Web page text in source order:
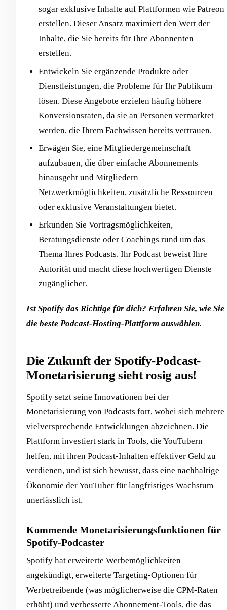
sogar exklusive Inhalte auf Plattformen wie Patreon
erstellen. Dieser Ansatz maximiert den Wert der
Inhalte, die Sie bereits für Ihre Abonnenten
erstellen.
Entwickeln Sie ergänzende Produkte oder
Dienstleistungen, die Probleme für Ihr Publikum
lösen. Diese Angebote erzielen häufig höhere
Konversionsraten, da sie an Personen vermarktet
werden, die Ihrem Fachwissen bereits vertrauen.
Erwägen Sie, eine Mitgliedergemeinschaft
aufzubauen, die über einfache Abonnements
hinausgeht und Mitgliedern
Netzwerkmöglichkeiten, zusätzliche Ressourcen
oder exklusive Veranstaltungen bietet.
Erkunden Sie Vortragsmöglichkeiten,
Beratungsdienste oder Coachings rund um das
Thema Ihres Podcasts. Ihr Podcast beweist Ihre
Autorität und macht diese hochwertigen Dienste
zugänglicher.
Ist Spotify das Richtige für dich? Erfahren Sie, wie Sie
die beste Podcast-Hosting-Plattform auswählen.
Die Zukunft der Spotify-Podcast-
Monetarisierung sieht rosig aus!
Spotify setzt seine Innovationen bei der
Monetarisierung von Podcasts fort, wobei sich mehrere
vielversprechende Entwicklungen abzeichnen. Die
Plattform investiert stark in Tools, die YouTubern
helfen, mit ihren Podcast-Inhalten effektiver Geld zu
verdienen, und ist sich bewusst, dass eine nachhaltige
Ökonomie der YouTuber für langfristiges Wachstum
unerlässlich ist.
Kommende Monetarisierungsfunktionen für
Spotify-Podcaster
Spotify hat erweiterte Werbemöglichkeiten
angekündigt, erweiterte Targeting-Optionen für
Werbetreibende (was möglicherweise die CPM-Raten
erhöht) und verbesserte Abonnement-Tools, die das